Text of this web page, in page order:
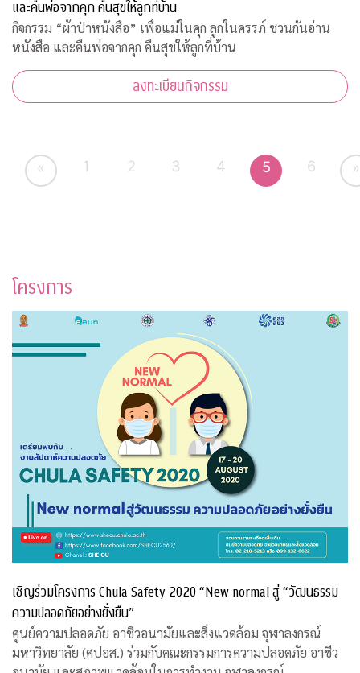
และคืนพ่อจากคุก คืนสุขให้ลูกที่บ้าน
กิจกรรม “ผ้าป่าหนังสือ” เพื่อแม่ในคุก ลูกในครรภ์ ชวนกันอ่าน
หนังสือ และคืนพ่อจากคุก คืนสุขให้ลูกที่บ้าน
ลงทะเบียนกิจกรรม
« 1 2 3 4 5 6 »
โครงการ
เชิญร่วมโครงการ Chula Safety 2020 “New normal สู่ “วัฒนธรรม
ความปลอดภัยอย่างยั่งยืน”
ศูนย์ความปลอดภัย อาชีวอนามัยและสิ่งแวดล้อม จุฬาลงกรณ์
มหาวิทยาลัย (ศปอส.) ร่วมกับคณะกรรมการความปลอดภัย อาชีว